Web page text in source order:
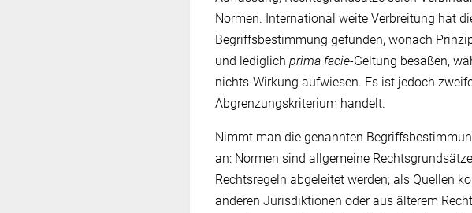
Normen. International weite Verbreitung hat
Begriffsbestimmung gefunden, wonach
und lediglich prima facie-Geltung besäßen,
nichts-Wirkung aufwiesen. Es ist jedoch
Abgrenzungskriterium handelt.
Nimmt man die genannten
an: Normen sind allgemeine
Rechtsregeln abgeleitet werden; als Quellen
anderen Jurisdiktionen oder aus älterem